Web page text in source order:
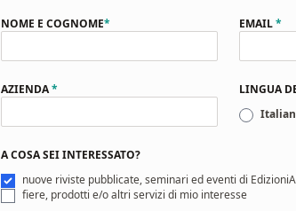
NOME E COGNOME* EMAIL*
AZIENDA* LINGUA
A COSA SEI INTERESSATO?
nuove riviste pubblicate, seminari ed eventi di
fiere, prodotti e/o altri servizi di mio interesse